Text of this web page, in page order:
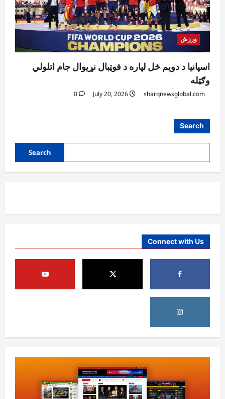
ورزش
اسپانیا د دویم ځل لپاره د فوټبال نړیوال جام اتلولي
وګټله
sharqnewsglobal.com
0
Search
Search
Connect with Us
آمریکا
4
ټرمپ : ایران سره خبرې د پوځي اقدام پر ځای
غوره بولي
0
افغانستان
کورنیو چارو وزارت: حیرتان کې د بهرنیو